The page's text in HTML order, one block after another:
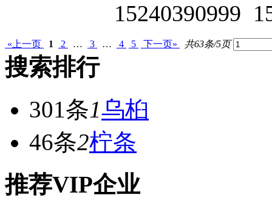
15240390999
«上一页 1 2 … 3 … 4 5 下一页» 共63条/5页
搜索排行
301条1乌桕
46条2柠条
推荐VIP企业